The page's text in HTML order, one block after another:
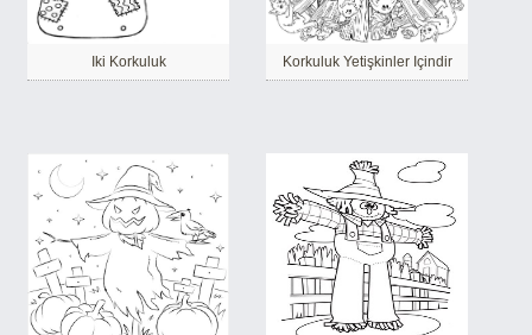
Iki Korkuluk Korkuluk Yetişkinler Içindir